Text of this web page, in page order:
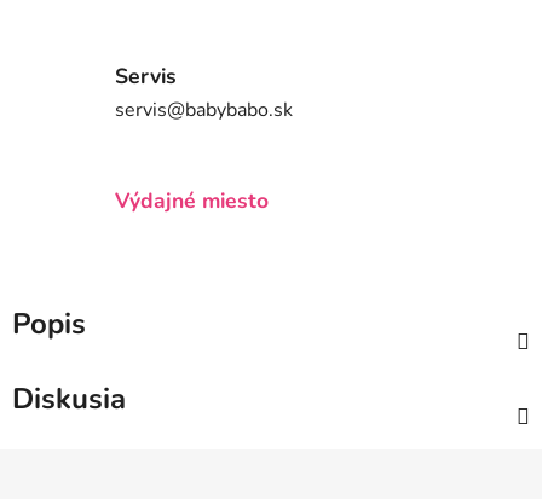
Servis
servis@babybabo.sk
Výdajné miesto
Popis
Diskusia